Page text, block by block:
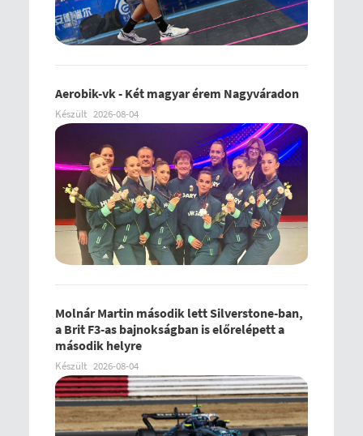
Aerobik-vk - Két magyar érem Nagyváradon
Készült 2026-08-04
Molnár Martin második lett Silverstone-ban,
a Brit F3-as bajnokságban is előrelépett a
második helyre
Készült 2026-08-04